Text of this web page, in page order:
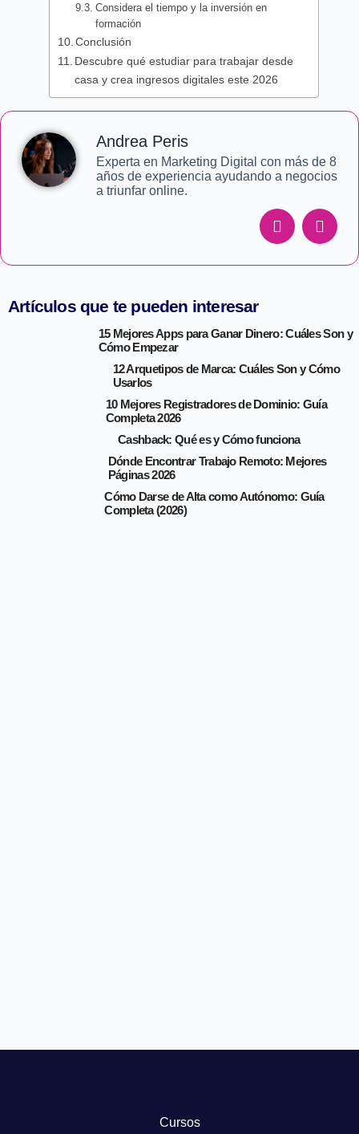
Considera el tiempo y la inversión en
formación
Conclusión
Descubre qué estudiar para trabajar desde
casa y crea ingresos digitales este 2026
Andrea Peris
Experta en Marketing Digital con más de 8
años de experiencia ayudando a negocios
a triunfar online.
Artículos que te pueden interesar
15 Mejores Apps para Ganar Dinero: Cuáles Son y
Cómo Empezar
12 Arquetipos de Marca: Cuáles Son y Cómo
Usarlos
10 Mejores Registradores de Dominio: Guía
Completa 2026
Cashback: Qué es y Cómo funciona
Dónde Encontrar Trabajo Remoto: Mejores
Páginas 2026
Cómo Darse de Alta como Autónomo: Guía
Completa (2026)
Cursos